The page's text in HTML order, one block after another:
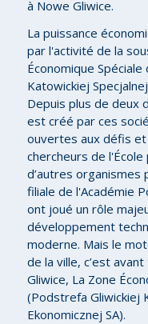
à Nowe Gliwice.
La puissance
par l'activité de la
Économique
Katowickiej
Depuis plus de deux
est créé par ces
ouvertes aux défis et
chercheurs de
d’autres organismes
filiale de l'Académie
ont joué un rôle
développement
moderne. Mais le
de la ville, c’est
Gliwice, La Zone
(Podstrefa Gliwickiej
Ekonomicznej SA).